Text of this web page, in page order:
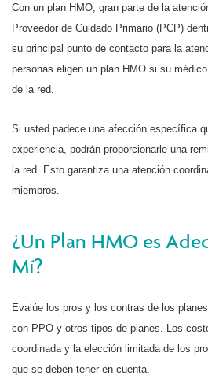
Con un plan HMO, gran parte de la
Proveedor de Cuidado Primario (PCP)
su principal punto de contacto para la
personas eligen un plan HMO si su
de la red.
Si usted padece una afección específica
experiencia, podrán proporcionarle una
la red. Esto garantiza una atención
miembros.
¿Un Plan HMO es
Mí?
Evalúe los pros y los contras de los
con PPO y otros tipos de planes. Los
coordinada y la elección limitada de los
que se deben tener en cuenta.